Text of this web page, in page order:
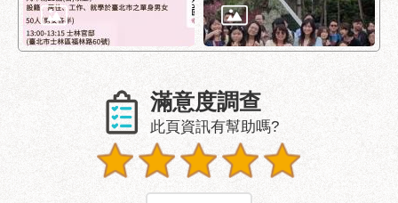
通
台
服
務
滿意度調查
此頁資訊有幫助嗎?